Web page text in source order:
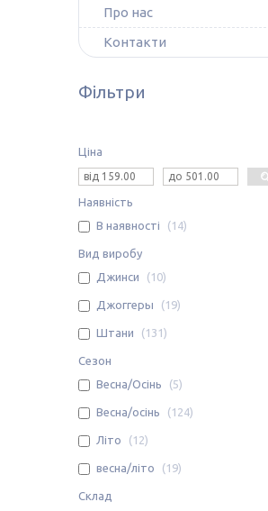
Про нас
Контакти
Фільтри
Ціна
Наявність
В наявності
14
Вид виробу
Джинси
10
Джоггеры 19
Штани 131
Сезон
Весна/Осінь
5
Весна/осінь 124
Літо 12
весна/літо 19
Склад